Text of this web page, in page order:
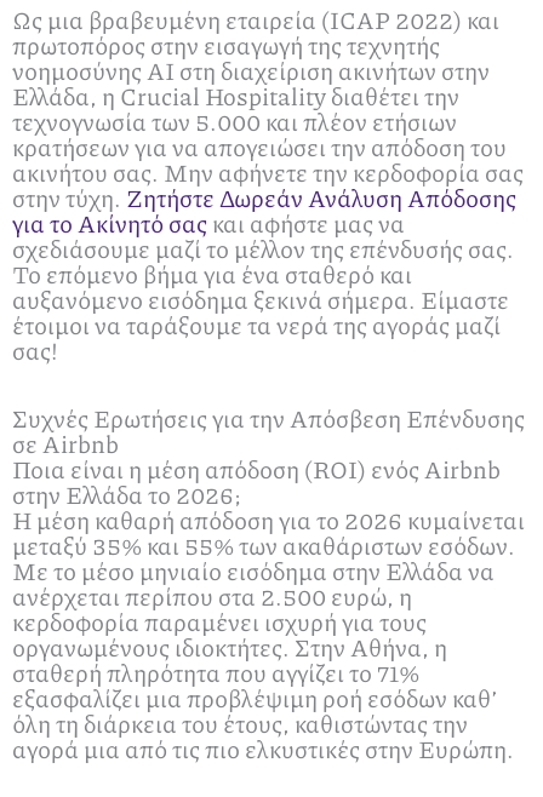
Ως μια βραβευμένη εταιρεία (ICAP 2022) και
πρωτοπόρος στην εισαγωγή της τεχνητής
νοημοσύνης ΑΙ στη διαχείριση ακινήτων στην
Ελλάδα, η Crucial Hospitality διαθέτει την
τεχνογνωσία των 5.000 και πλέον ετήσιων
κρατήσεων για να απογειώσει την απόδοση του
ακινήτου σας. Μην αφήνετε την κερδοφορία σας
στην τύχη. Ζητήστε Δωρεάν Ανάλυση Απόδοσης
για το Ακίνητό σας και αφήστε μας να
σχεδιάσουμε μαζί το μέλλον της επένδυσής σας.
Το επόμενο βήμα για ένα σταθερό και
αυξανόμενο εισόδημα ξεκινά σήμερα. Είμαστε
έτοιμοι να ταράξουμε τα νερά της αγοράς μαζί
σας!
Συχνές Ερωτήσεις για την Απόσβεση Επένδυσης
σε Airbnb
Ποια είναι η μέση απόδοση (ROI) ενός Airbnb
στην Ελλάδα το 2026;
Η μέση καθαρή απόδοση για το 2026 κυμαίνεται
μεταξύ 35% και 55% των ακαθάριστων εσόδων.
Με το μέσο μηνιαίο εισόδημα στην Ελλάδα να
ανέρχεται περίπου στα 2.500 ευρώ, η
κερδοφορία παραμένει ισχυρή για τους
οργανωμένους ιδιοκτήτες. Στην Αθήνα, η
σταθερή πληρότητα που αγγίζει το 71%
εξασφαλίζει μια προβλέψιμη ροή εσόδων καθ’
όλη τη διάρκεια του έτους, καθιστώντας την
αγορά μια από τις πιο ελκυστικές στην Ευρώπη.